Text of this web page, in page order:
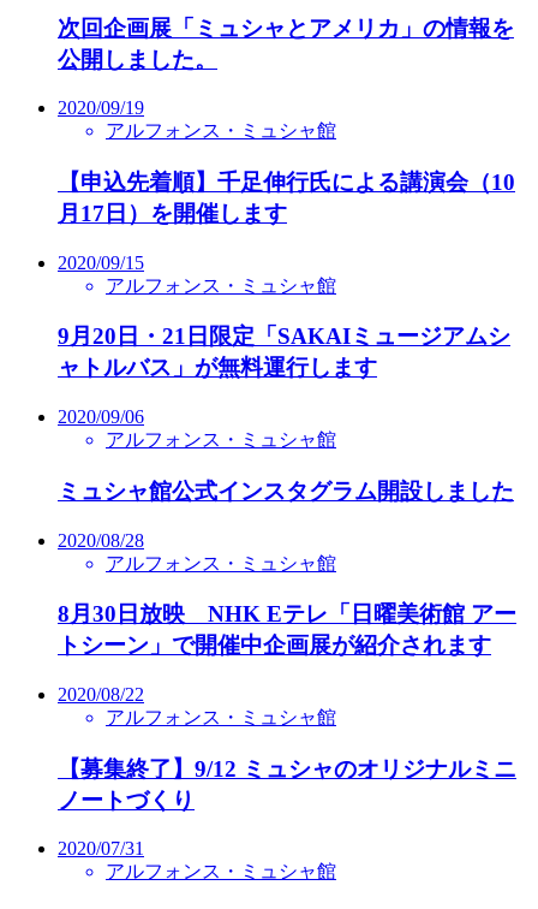
次回企画展「ミュシャとアメリカ」の情報を
公開しました。
2020/09/19
アルフォンス・ミュシャ館
【申込先着順】千足伸行氏による講演会（10
月17日）を開催します
2020/09/15
アルフォンス・ミュシャ館
9月20日・21日限定「SAKAIミュージアムシ
ャトルバス」が無料運行します
2020/09/06
アルフォンス・ミュシャ館
ミュシャ館公式インスタグラム開設しました
2020/08/28
アルフォンス・ミュシャ館
8月30日放映 NHK Eテレ「日曜美術館 アー
トシーン」で開催中企画展が紹介されます
2020/08/22
アルフォンス・ミュシャ館
【募集終了】9/12 ミュシャのオリジナルミニ
ノートづくり
2020/07/31
アルフォンス・ミュシャ館